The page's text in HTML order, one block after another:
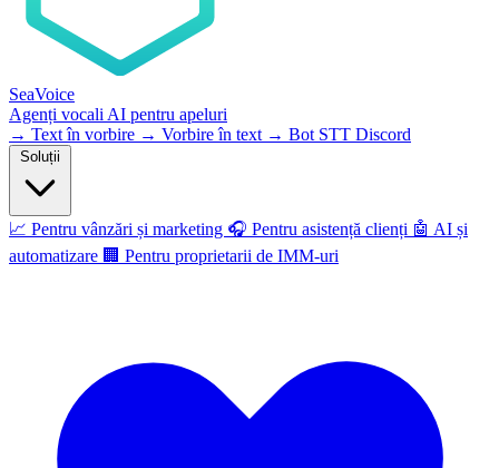
SeaVoice
Agenți vocali AI pentru apeluri
→ Text în vorbire → Vorbire în text → Bot STT Discord
📈 Pentru vânzări și marketing 🎧 Pentru asistență clienți 🤖 AI și
automatizare 🏢 Pentru proprietarii de IMM-uri